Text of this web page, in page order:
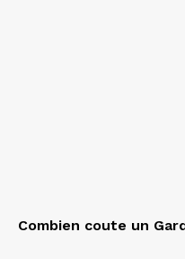
Combien coute un